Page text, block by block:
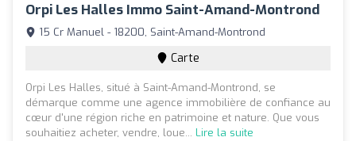
Orpi Les Halles Immo Saint-Amand-Montrond
15 Cr Manuel - 18200, Saint-Amand-Montrond
Carte
Orpi Les Halles, situé à Saint-Amand-Montrond, se
démarque comme une agence immobilière de confiance au
cœur d'une région riche en patrimoine et nature. Que vous
souhaitiez acheter, vendre, loue... Lire la suite